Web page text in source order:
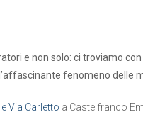
e non solo: ci troviamo
fenomeno delle
Via Carletto a Castelfranco